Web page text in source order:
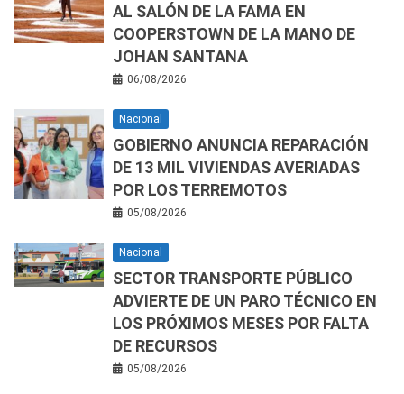
AL SALÓN DE LA FAMA EN
COOPERSTOWN DE LA MANO DE
JOHAN SANTANA
06/08/2026
Nacional
GOBIERNO ANUNCIA REPARACIÓN
DE 13 MIL VIVIENDAS AVERIADAS
POR LOS TERREMOTOS
05/08/2026
Nacional
SECTOR TRANSPORTE PÚBLICO
ADVIERTE DE UN PARO TÉCNICO EN
LOS PRÓXIMOS MESES POR FALTA
DE RECURSOS
05/08/2026